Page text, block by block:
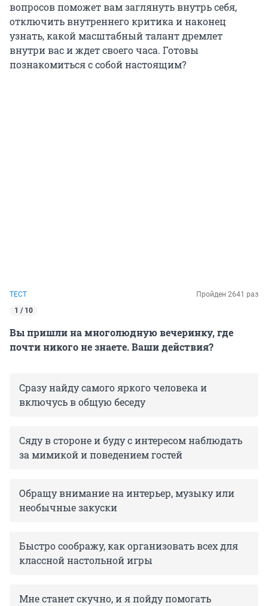
вопросов поможет вам заглянуть внутрь себя,
отключить внутреннего критика и наконец
узнать, какой масштабный талант дремлет
внутри вас и ждет своего часа. Готовы
познакомиться с собой настоящим?
ТЕСТ
Пройден 2641 раз
1 / 10
Вы пришли на многолюдную вечеринку, где
почти никого не знаете. Ваши действия?
Сразу найду самого яркого человека и
включусь в общую беседу
Сяду в стороне и буду с интересом наблюдать
за мимикой и поведением гостей
Обращу внимание на интерьер, музыку или
необычные закуски
Быстро соображу, как организовать всех для
классной настольной игры
Мне станет скучно, и я пойду помогать